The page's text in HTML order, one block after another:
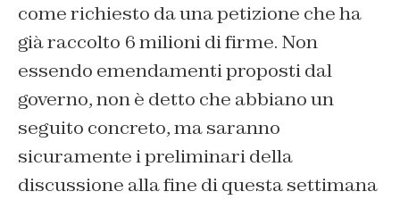
come richiesto da una petizione che ha
già raccolto 6 milioni di firme. Non
essendo emendamenti proposti dal
governo, non è detto che abbiano un
seguito concreto, ma saranno
sicuramente i preliminari della
discussione alla fine di questa settimana